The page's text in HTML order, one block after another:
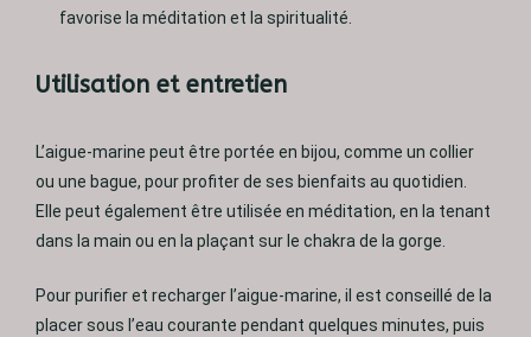
favorise la méditation et la spiritualité.
Utilisation et entretien
L’aigue-marine peut être portée en bijou, comme un collier
ou une bague, pour profiter de ses bienfaits au quotidien.
Elle peut également être utilisée en méditation, en la tenant
dans la main ou en la plaçant sur le chakra de la gorge.
Pour purifier et recharger l’aigue-marine, il est conseillé de la
placer sous l’eau courante pendant quelques minutes, puis